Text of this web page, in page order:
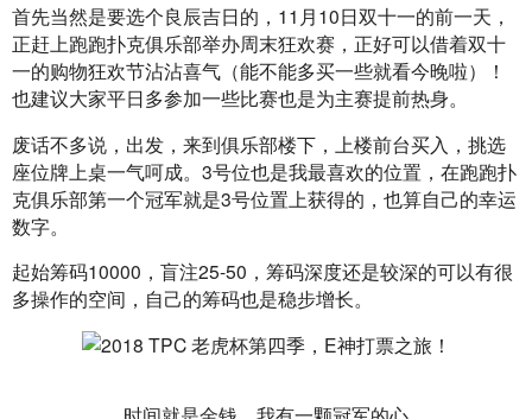
首先当然是要选个良辰吉日的，11月10日双十一的前一天，
正赶上跑跑扑克俱乐部举办周末狂欢赛，正好可以借着双十
一的购物狂欢节沾沾喜气（能不能多买一些就看今晚啦）！
也建议大家平日多参加一些比赛也是为主赛提前热身。
废话不多说，出发，来到俱乐部楼下，上楼前台买入，挑选
座位牌上桌一气呵成。3号位也是我最喜欢的位置，在跑跑扑
克俱乐部第一个冠军就是3号位置上获得的，也算自己的幸运
数字。
起始筹码10000，盲注25-50，筹码深度还是较深的可以有很
多操作的空间，自己的筹码也是稳步增长。